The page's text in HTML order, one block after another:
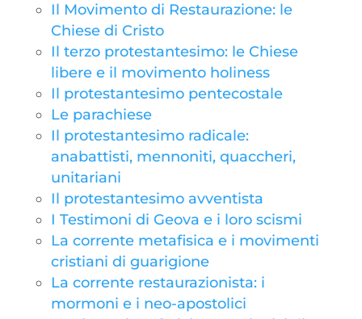
Il Movimento di Restaurazione: le
Chiese di Cristo
Il terzo protestantesimo: le Chiese
libere e il movimento holiness
Il protestantesimo pentecostale
Le parachiese
Il protestantesimo radicale:
anabattisti, mennoniti, quaccheri,
unitariani
Il protestantesimo avventista
I Testimoni di Geova e i loro scismi
La corrente metafisica e i movimenti
cristiani di guarigione
La corrente restaurazionista: i
mormoni e i neo-apostolici